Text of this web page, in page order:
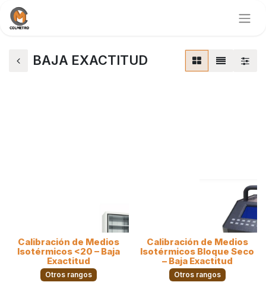
BAJA EXACTITUD
Calibración de Medios
Isotérmicos <20 – Baja
Exactitud
Otros rangos
Calibración de Medios
Isotérmicos Bloque Seco
– Baja Exactitud
Otros rangos